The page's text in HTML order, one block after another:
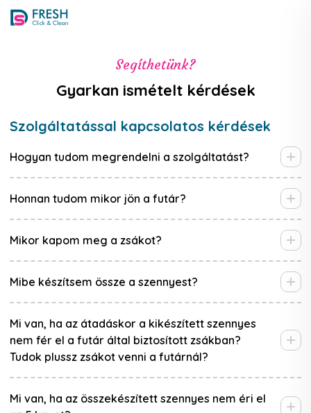
Franchise
Segíthetünk?
Gyarkan ismételt kérdések
Szolgáltatással kapcsolatos kérdések
Hogyan tudom megrendelni a szolgáltatást?
Honnan tudom mikor jön a futár?
Mikor kapom meg a zsákot?
Mibe készítsem össze a szennyest?
Mi van, ha az átadáskor a kikészített szennyes
nem fér el a futár által biztosított zsákban?
Tudok plussz zsákot venni a futárnál?
Mi van, ha az összekészített szennyes nem éri el